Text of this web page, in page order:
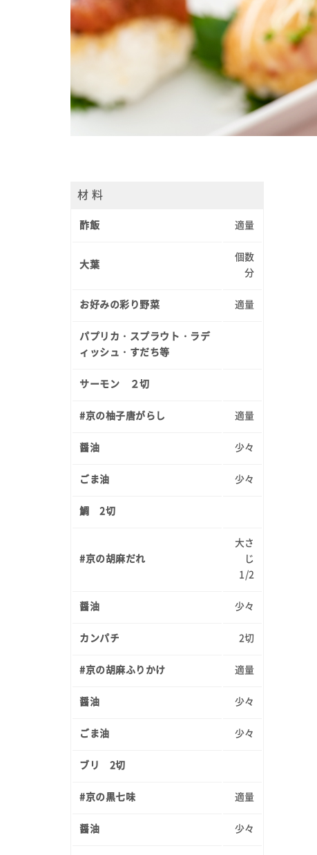
材 料
酢飯 適量
大葉
個数
分
お好みの彩り野菜 適量
パプリカ・スプラウト・ラデ
ィッシュ・すだち等
サーモン ２切
#京の柚子唐がらし 適量
醤油 少々
ごま油 少々
鯛 2切
#京の胡麻だれ
大さ
じ
1/2
醤油 少々
カンパチ 2切
#京の胡麻ふりかけ 適量
醤油 少々
ごま油 少々
ブリ 2切
#京の黒七味 適量
醤油 少々